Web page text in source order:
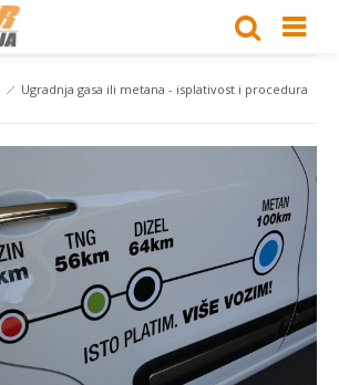
Ugradnja gasa ili metana - isplativost i procedura